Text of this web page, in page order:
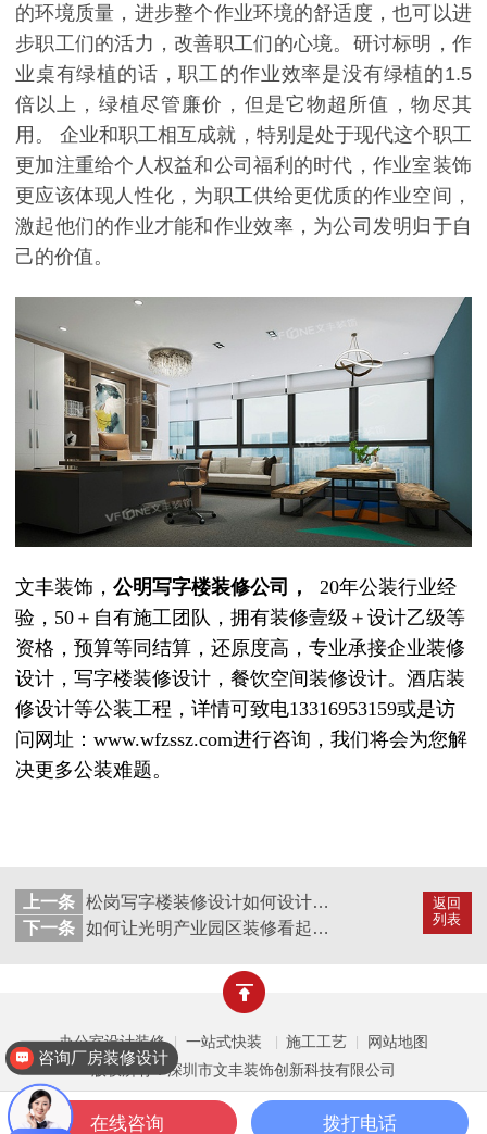
的环境质量，进步整个作业环境的舒适度，也可以进
步职工们的活力，改善职工们的心境。研讨标明，作
业桌有绿植的话，职工的作业效率是没有绿植的1.5
倍以上，绿植尽管廉价，但是它物超所值，物尽其
用。 企业和职工相互成就，特别是处于现代这个职工
更加注重给个人权益和公司福利的时代，作业室装饰
更应该体现人性化，为职工供给更优质的作业空间，
激起他们的作业才能和作业效率，为公司发明归于自
己的价值。
文丰装饰， 公明写字楼装修公司，
20年公装行业经
验，50＋自有施工团队，拥有装修壹级＋设计乙级等
资格，预算等同结算，还原度高，专业承接企业装修
设计，写字楼装修设计，餐饮空间装修设计。酒店装
修设计等公装工程，详情可致电13316953159或是访
问网址：www.wfzssz.com进行咨询，我们将会为您解
决更多公装难题。
返回
列表
上一条
松岗写字楼装修设计如何设计才能更适合办公？
下一条
如何让光明产业园区装修看起来更加怡人舒适，三点搞定
办公室设计装修 一站式快装 施工工艺
网站地图
版权所有：深圳市文丰装饰创新科技有限公司
一键拨打 公装案例 公装设计 关于文丰
咨询厂房装修设计
在线咨询 拨打电话